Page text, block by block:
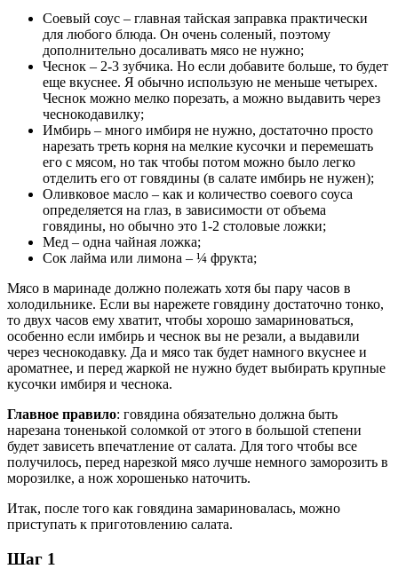
Соевый соус – главная тайская заправка практически
для любого блюда. Он очень соленый, поэтому
дополнительно досаливать мясо не нужно;
Чеснок – 2-3 зубчика. Но если добавите больше, то будет
еще вкуснее. Я обычно использую не меньше четырех.
Чеснок можно мелко порезать, а можно выдавить через
чеснокодавилку;
Имбирь – много имбиря не нужно, достаточно просто
нарезать треть корня на мелкие кусочки и перемешать
его с мясом, но так чтобы потом можно было легко
отделить его от говядины (в салате имбирь не нужен);
Оливковое масло – как и количество соевого соуса
определяется на глаз, в зависимости от объема
говядины, но обычно это 1-2 столовые ложки;
Мед – одна чайная ложка;
Сок лайма или лимона – ¼ фрукта;
Мясо в маринаде должно полежать хотя бы пару часов в
холодильнике. Если вы нарежете говядину достаточно тонко,
то двух часов ему хватит, чтобы хорошо замариноваться,
особенно если имбирь и чеснок вы не резали, а выдавили
через чеснокодавку. Да и мясо так будет намного вкуснее и
ароматнее, и перед жаркой не нужно будет выбирать крупные
кусочки имбиря и чеснока.
Главное правило: говядина обязательно должна быть
нарезана тоненькой соломкой от этого в большой степени
будет зависеть впечатление от салата. Для того чтобы все
получилось, перед нарезкой мясо лучше немного заморозить в
морозилке, а нож хорошенько наточить.
Итак, после того как говядина замариновалась, можно
приступать к приготовлению салата.
Шаг 1